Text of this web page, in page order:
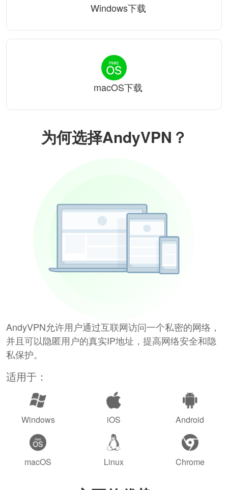
为何选择AndyVPN？
AndyVPN允许用户通过互联网访问一个私密的网络，
并且可以隐匿用户的真实IP地址，提高网络安全和隐
私保护。
适用于：
Windows iOS Android
macOS Linux Chrome
Windows下载
macOS下载